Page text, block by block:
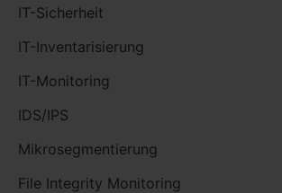
IT-Sicherheit
IT-Inventarisierung
IT-Monitoring
IDS/IPS
Mikrosegmentierung
File Integrity Monitoring